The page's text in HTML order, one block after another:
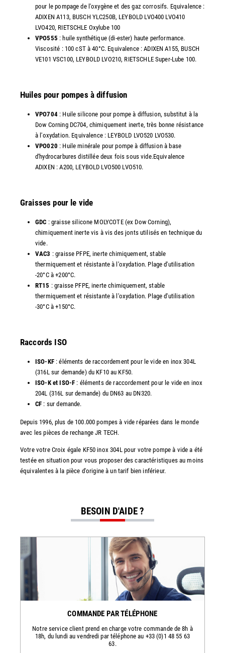
pour le pompage de l'oxygène et des gaz corrosifs. Equivalence :
ADIXEN A113, BUSCH YLC250B, LEYBOLD LVO400 LVO410
LVO420, RIETSCHLE Oxylube 100
VPO555 : huile synthétique (di-ester) haute performance.
Viscosité : 100 cST à 40°C. Equivalence : ADIXEN A155, BUSCH
VE101 VSC100, LEYBOLD LVO210, RIETSCHLE Super-Lube 100.
Huiles pour pompes à diffusion
VPO704: Huile silicone pour pompe à diffusion, substitut à la
Dow Corning DC704, chimiquement inerte, très bonne résistance
à l'oxydation. Equivalence : LEYBOLD LVO520 LVO530.
VPO020 : Huile minérale pour pompe à diffusion à base
d'hydrocarbures distillée deux fois sous vide.Equivalence
ADIXEN : A200, LEYBOLD LVO500 LVO510.
Graisses pour le vide
GDC : graisse silicone MOLYCOTE (ex Dow Corning),
chimiquement inerte vis à vis des jonts utilisés en technique du
vide.
VAC3 : graisse PFPE, inerte chimiquement, stable
thermiquement et résistante à l'oxydation. Plage d'utilisation
-20°C à +200°C.
RT15 : graisse PFPE, inerte chimiquement, stable
thermiquement et résistante à l'oxydation. Plage d'utilisation
-30°C à +150°C.
Raccords ISO
ISO-KF: éléments de raccordement pour le vide en inox 304L
(316L sur demande) du KF10 au KF50.
ISO-K et ISO-F : éléments de raccordement pour le vide en inox
204L (316L sur demande) du DN63 au DN320.
CF : sur demande.
Depuis 1996, plus de 100.000 pompes à vide réparées dans le monde
avec les pièces de rechange JR TECH.
Votre votre Croix égale KF50 inox 304L pour votre pompe à vide a été
testée en situation pour vous proposer des caractéristiques au moins
équivalentes à la pièce d'origine à un tarif bien inférieur.
BESOIN D'AIDE ?
COMMANDE PAR TÉLÉPHONE
Notre service client prend en charge votre commande de 8h à
18h, du lundi au vendredi par téléphone au +33 (0)1 48 55 63
63.